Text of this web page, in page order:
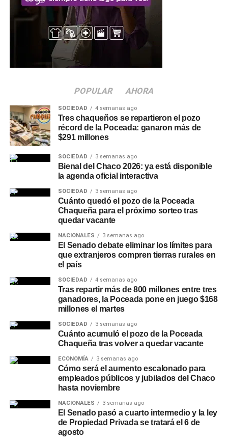
digitales y financieras que faciliten tanto la búsqueda de
empleo como el desarrollo de un emprendimiento propio.
Quienes necesiten información o ayuda para completar el
trámite pueden acercarse a la
Municipal, ubicada en el CEEC, sobre la ruta 89, en el
acciones que impulsa elMunicipiode Charata junto a la
Nación para fortalecer la inserción laboral en la región.
Másnoticias de Charataen
POPULAR AHORA
SOCIEDAD 4 semanas ago
Tres chaqueños se repartieron el pozo
récord de la Poceada: ganaron más de
$291 millones
SOCIEDAD 3 semanas ago
Bienal del Chaco 2026: ya está disponible
la agenda oficial interactiva
SOCIEDAD 3 semanas ago
Cuánto quedó el pozo de la Poceada
Chaqueña para el próximo sorteo tras
quedar vacante
NACIONALES 3 semanas ago
El Senado debate eliminar los límites para
que extranjeros compren tierras rurales en
el país
SOCIEDAD 4 semanas ago
Tras repartir más de 800 millones entre tres
ganadores, la Poceada pone en juego $168
millones el martes
SOCIEDAD 3 semanas ago
Cuánto acumuló el pozo de la Poceada
Chaqueña tras volver a quedar vacante
ECONOMÍA 3 semanas ago
Cómo será el aumento escalonado para
empleados públicos y jubilados del Chaco
hasta noviembre
NACIONALES 3 semanas ago
El Senado pasó a cuarto intermedio y la ley
de Propiedad Privada se tratará el 6 de
agosto